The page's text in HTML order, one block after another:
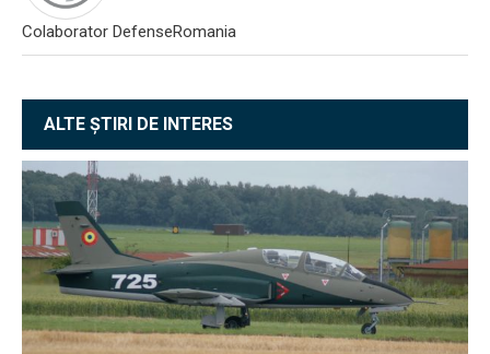
Colaborator DefenseRomania
ALTE ȘTIRI DE INTERES